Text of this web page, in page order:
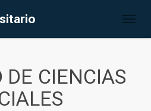
DE CIENCIAS